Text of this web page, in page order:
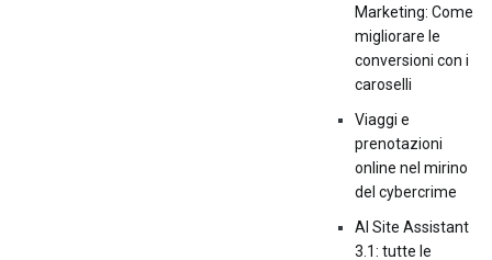
Marketing: Come
migliorare le
conversioni con i
caroselli
Viaggi e
prenotazioni
online nel mirino
del cybercrime
AI Site Assistant
3.1: tutte le